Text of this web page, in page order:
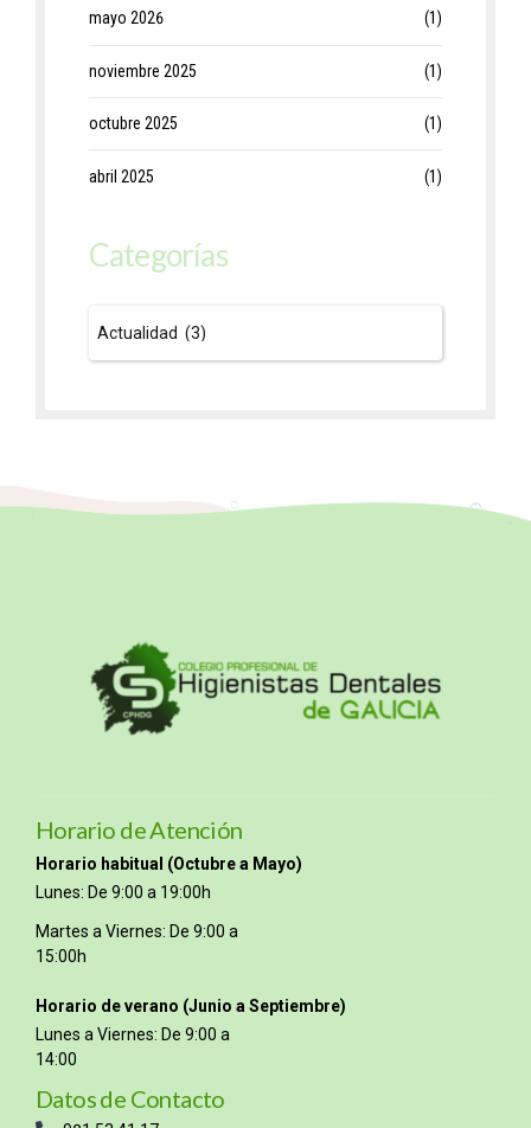
mayo 2026 (1)
noviembre 2025 (1)
octubre 2025 (1)
abril 2025 (1)
Categorías
Horario de Atención
Horario habitual (Octubre a Mayo)
Lunes: De 9:00 a 19:00h
Martes a Viernes: De 9:00 a
15:00h
Horario de verano (Junio a Septiembre)
Lunes a Viernes: De 9:00 a
14:00
Datos de Contacto